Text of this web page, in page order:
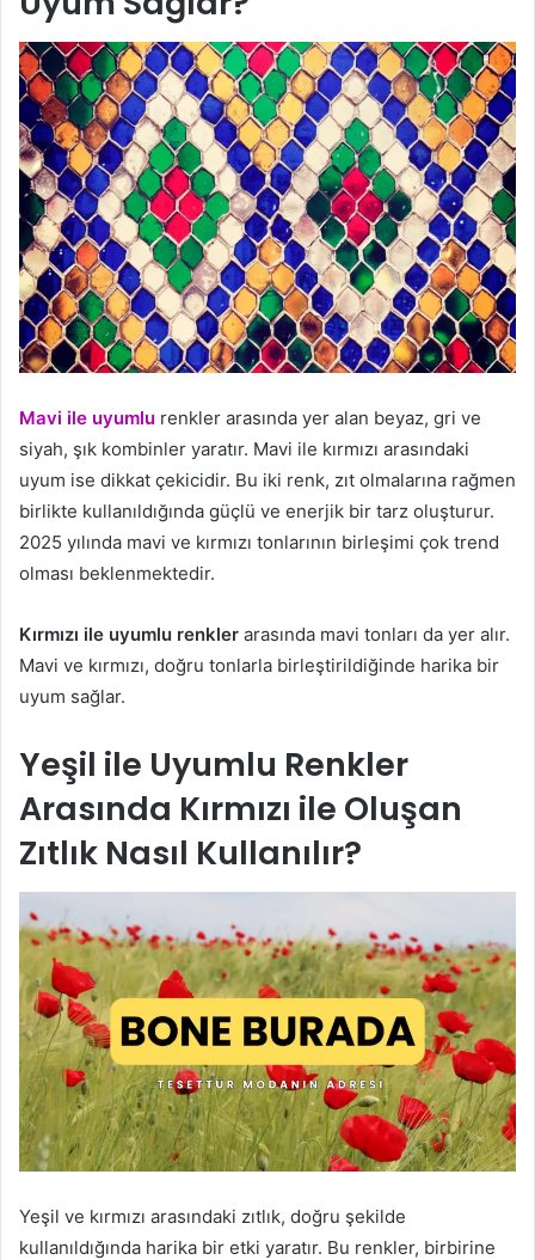
Mavi ile uyumlu renkler arasında yer alan beyaz, gri ve
siyah, şık kombinler yaratır. Mavi ile kırmızı arasındaki
uyum ise dikkat çekicidir. Bu iki renk, zıt olmalarına rağmen
birlikte kullanıldığında güçlü ve enerjik bir tarz oluşturur.
2025 yılında mavi ve kırmızı tonlarının birleşimi çok trend
olması beklenmektedir.
Kırmızı ile uyumlu renkler arasında mavi tonları da yer alır.
Mavi ve kırmızı, doğru tonlarla birleştirildiğinde harika bir
uyum sağlar.
Yeşil ile Uyumlu Renkler
Arasında Kırmızı ile Oluşan
Zıtlık Nasıl Kullanılır?
Yeşil ve kırmızı arasındaki zıtlık, doğru şekilde
kullanıldığında harika bir etki yaratır. Bu renkler, birbirine